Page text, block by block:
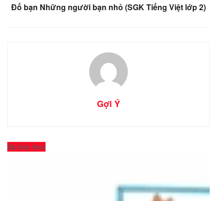
Đố bạn Những người bạn nhỏ (SGK Tiếng Việt lớp 2)
Gợi Ý
Bài tiếp theo